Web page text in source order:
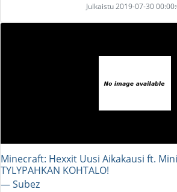
Julkaistu 2019-07-30
Minecraft: Hexxit Uusi Aikakausi ft.
TYLYPAHKAN KOHTALO!
― Subez